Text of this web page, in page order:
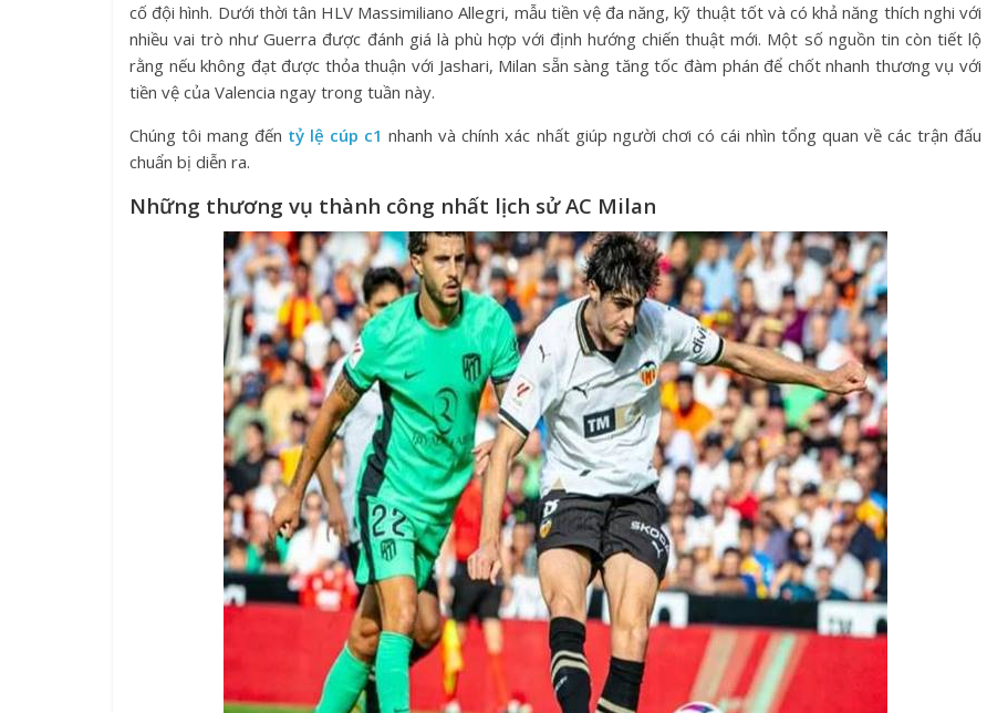
cố đội hình. Dưới thời tân HLV Massimiliano Allegri, mẫu tiền vệ đa năng, kỹ thuật tốt và có khả năng thích nghi với
nhiều vai trò như Guerra được đánh giá là phù hợp với định hướng chiến thuật mới. Một số nguồn tin còn tiết lộ
rằng nếu không đạt được thỏa thuận với Jashari, Milan sẵn sàng tăng tốc đàm phán để chốt nhanh thương vụ với
tiền vệ của Valencia ngay trong tuần này.
Chúng tôi mang đến tỷ lệ cúp c1 nhanh và chính xác nhất giúp người chơi có cái nhìn tổng quan về các trận đấu
chuẩn bị diễn ra.
Những thương vụ thành công nhất lịch sử AC Milan